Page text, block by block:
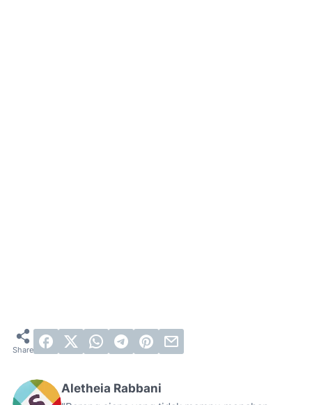
Aletheia Rabbani